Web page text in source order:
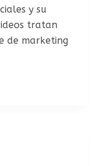
y su
tratan
de marketing